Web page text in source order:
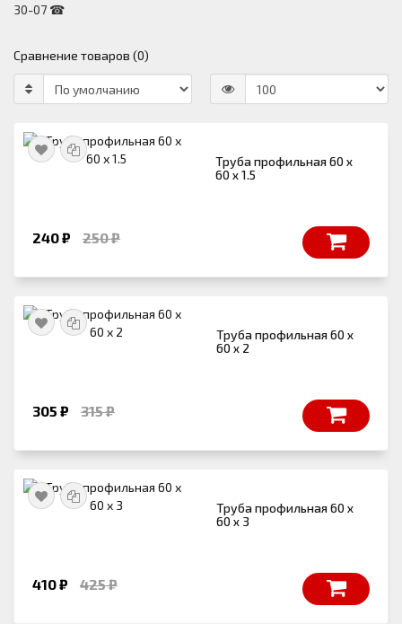
30-07 ☎
Сравнение товаров (0)
Труба профильная 60 х
60 х 1.5
240 ₽ 250 ₽
Труба профильная 60 х
60 х 2
305 ₽ 315 ₽
Труба профильная 60 х
60 х 3
410 ₽ 425 ₽